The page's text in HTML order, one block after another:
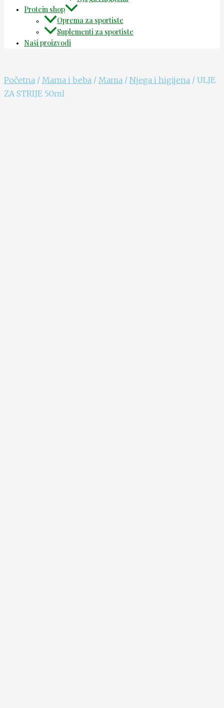
Protein shop
Oprema za sportiste
Suplementi za sportiste
Naši proizvodi
Početna / Mama i beba / Mama / Njega i higijena / ULJE
ZA STRIJE 50ml